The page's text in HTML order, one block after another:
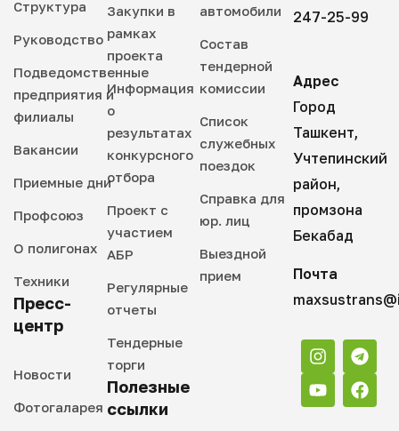
Структура
Руководство
Подведомственные
предприятия и
филиалы
Вакансии
Приемные дни
Профсоюз
О полигонах
Техники
Пресс-
центр
Новости
Фотогаларея
Закупки в
рамках
проекта
Информация
о
результатах
конкурсного
отбора
Проект с
участием
АБР
Регулярные
отчеты
Тендерные
торги
Полезные
ссылки
автомобили
Состав
тендерной
комиссии
Список
служебных
поездок
Справка для
юр. лиц
Выездной
прием
247-25-99
Адрес
Город
Ташкент,
Учтепинский
район,
промзона
Бекабад
Почта